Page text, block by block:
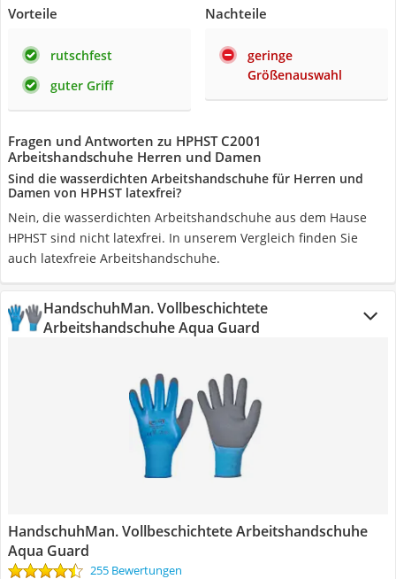
Vorteile
rutschfest
guter Griff
Nachteile
geringe
Größenauswahl
Fragen und Antworten zu HPHST C2001
Arbeitshandschuhe Herren und Damen
Sind die wasserdichten Arbeitshandschuhe für Herren und
Damen von HPHST latexfrei?
Nein, die wasserdichten Arbeitshandschuhe aus dem Hause
HPHST sind nicht latexfrei. In unserem Vergleich finden Sie
auch latexfreie Arbeitshandschuhe.
HandschuhMan. Vollbeschichtete
Arbeitshandschuhe Aqua Guard
HandschuhMan. Vollbeschichtete Arbeitshandschuhe
Aqua Guard
255 Bewertungen